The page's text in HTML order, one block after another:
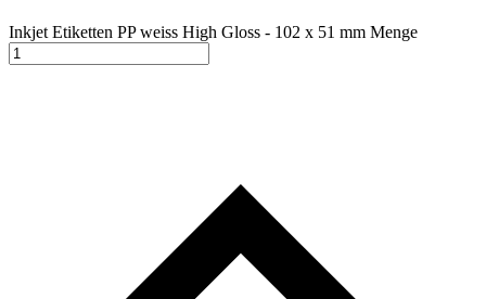
Inkjet Etiketten PP weiss High Gloss - 102 x 51 mm Menge